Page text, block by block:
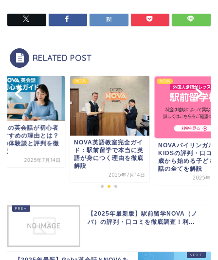
RELATED POST
の英会話が初心者
すすめの理由とは？
の体験談と評判を徹
説
2025年7月14日
NOVA
NOVA英語教室完全ガイ
ド：駅前留学で本当に英
語が身につく理由を徹底
解説
2025年7月14日
NOVA
NOVAバイリンガル
KIDSの評判・口コ
歳から始める子ども
話の全てを解説
2025年7
【2025年最新版】駅前留学NOVA（ノ
バ）の評判・口コミを徹底調査！利...